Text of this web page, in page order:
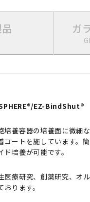
ガ
EZ-BindShut®
培養容器の培養面に微細
コートを施しています。
ド培養が可能です。
医療研究、創薬研究、オ
おります。